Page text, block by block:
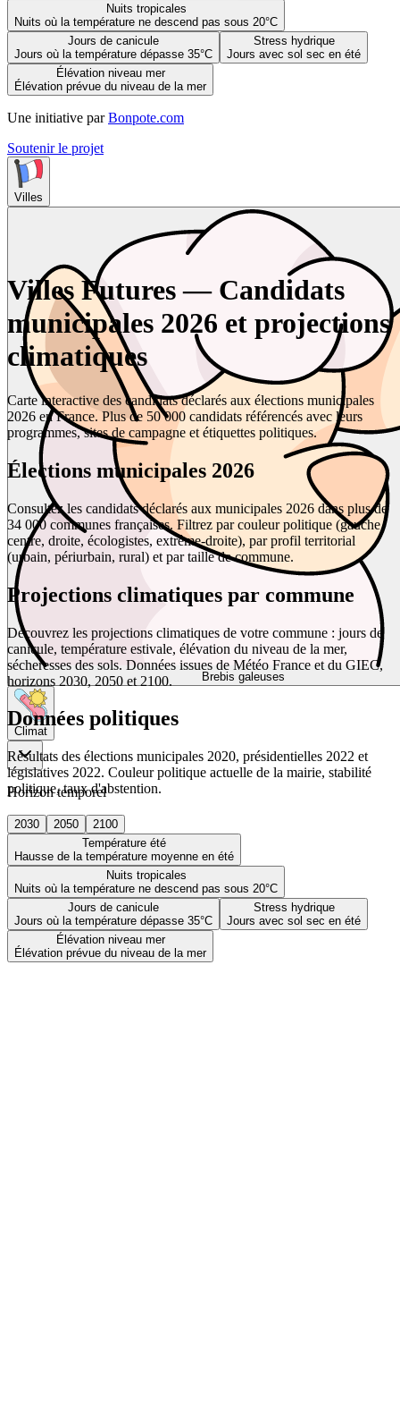
Nuits tropicales
Nuits où la température ne descend pas sous 20°C
Jours de canicule
Jours où la température dépasse 35°C
Stress hydrique
Jours avec sol sec en été
Élévation niveau mer
Élévation prévue du niveau de la mer
Une initiative par Bonpote.com
Soutenir le projet
Villes
Brebis galeuses
Climat
Horizon temporel
2030 2050
2100
Température été
Hausse de la température moyenne en été
Nuits tropicales
Nuits où la température ne descend pas sous 20°C
Jours de canicule
Jours où la température dépasse 35°C
Stress hydrique
Jours avec sol sec en été
Élévation niveau mer
Élévation prévue du niveau de la mer
Villes Futures — Candidats
municipales 2026 et projections
climatiques
Carte interactive des candidats déclarés aux élections municipales
2026 en France. Plus de 50 000 candidats référencés avec leurs
programmes, sites de campagne et étiquettes politiques.
Élections municipales 2026
Consultez les candidats déclarés aux municipales 2026 dans plus de
34 000 communes françaises. Filtrez par couleur politique (gauche,
centre, droite, écologistes, extrême-droite), par profil territorial
(urbain, périurbain, rural) et par taille de commune.
Projections climatiques par commune
Découvrez les projections climatiques de votre commune : jours de
canicule, température estivale, élévation du niveau de la mer,
sécheresses des sols. Données issues de Météo France et du GIEC,
horizons 2030, 2050 et 2100.
Données politiques
Résultats des élections municipales 2020, présidentielles 2022 et
législatives 2022. Couleur politique actuelle de la mairie, stabilité
politique, taux d'abstention.